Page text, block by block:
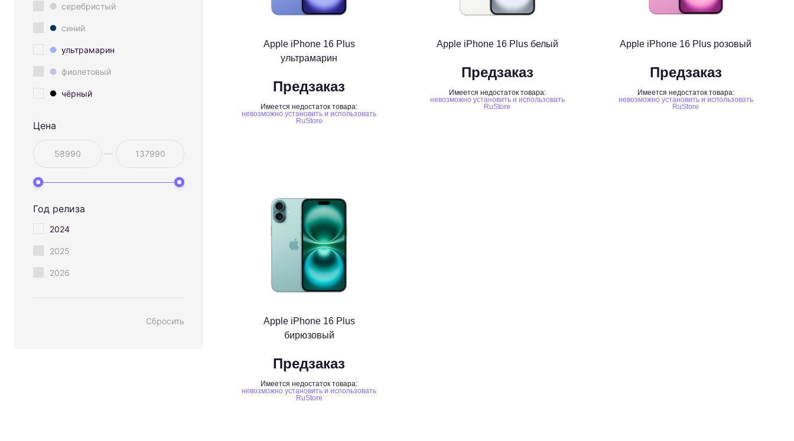
серебристый
синий
ультрамарин
фиолетовый
чёрный
Цена
Год релиза
2024
2025
2026
Сбросить
Apple iPhone 16 Plus
ультрамарин
Предзаказ
Имеется недостаток товара:
невозможно установить и использовать
RuStore
Apple iPhone 16 Plus белый
Предзаказ
Имеется недостаток товара:
невозможно установить и использовать
RuStore
Apple iPhone 16 Plus розовый
Предзаказ
Имеется недостаток товара:
невозможно установить и использовать
RuStore
Apple iPhone 16 Plus
бирюзовый
Предзаказ
Имеется недостаток товара:
невозможно установить и использовать
RuStore